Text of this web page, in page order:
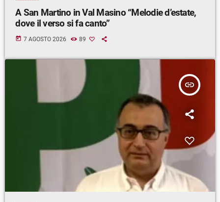
A San Martino in Val Masino “Melodie d’estate,
dove il verso si fa canto”
today 7 AGOSTO 2026 89
insert_link